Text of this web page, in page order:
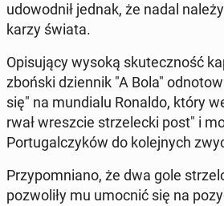
udo­wod­nił jednak, że nadal
ka­rzy świata.
Opi­su­ją­cy wysoką sku­tecz­ność
zboń­ski dzien­nik "A Bola"
się" na mun­dia­lu Ronaldo, który
rwał wresz­cie strze­lec­ki post" i
Por­tu­gal­czy­ków do ko­lej­nych
Przy­po­mnia­no, że dwa gole
po­zwo­li­ły mu umocnić się na